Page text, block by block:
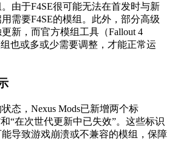
由于F4SE很可能无法在首发时与新
需要F4SE的模组。此外，部分高级
新，而官方模组工具（Fallout 4
也或多或少需要调整，才能正常运
态，Nexus Mods已新增两个标
“在次世代更新中已失效”。这些标识
导致游戏崩溃或不兼容的模组，保障